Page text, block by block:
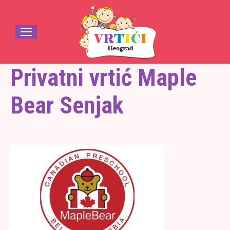
Privatni vrtić Maple
Bear Senjak